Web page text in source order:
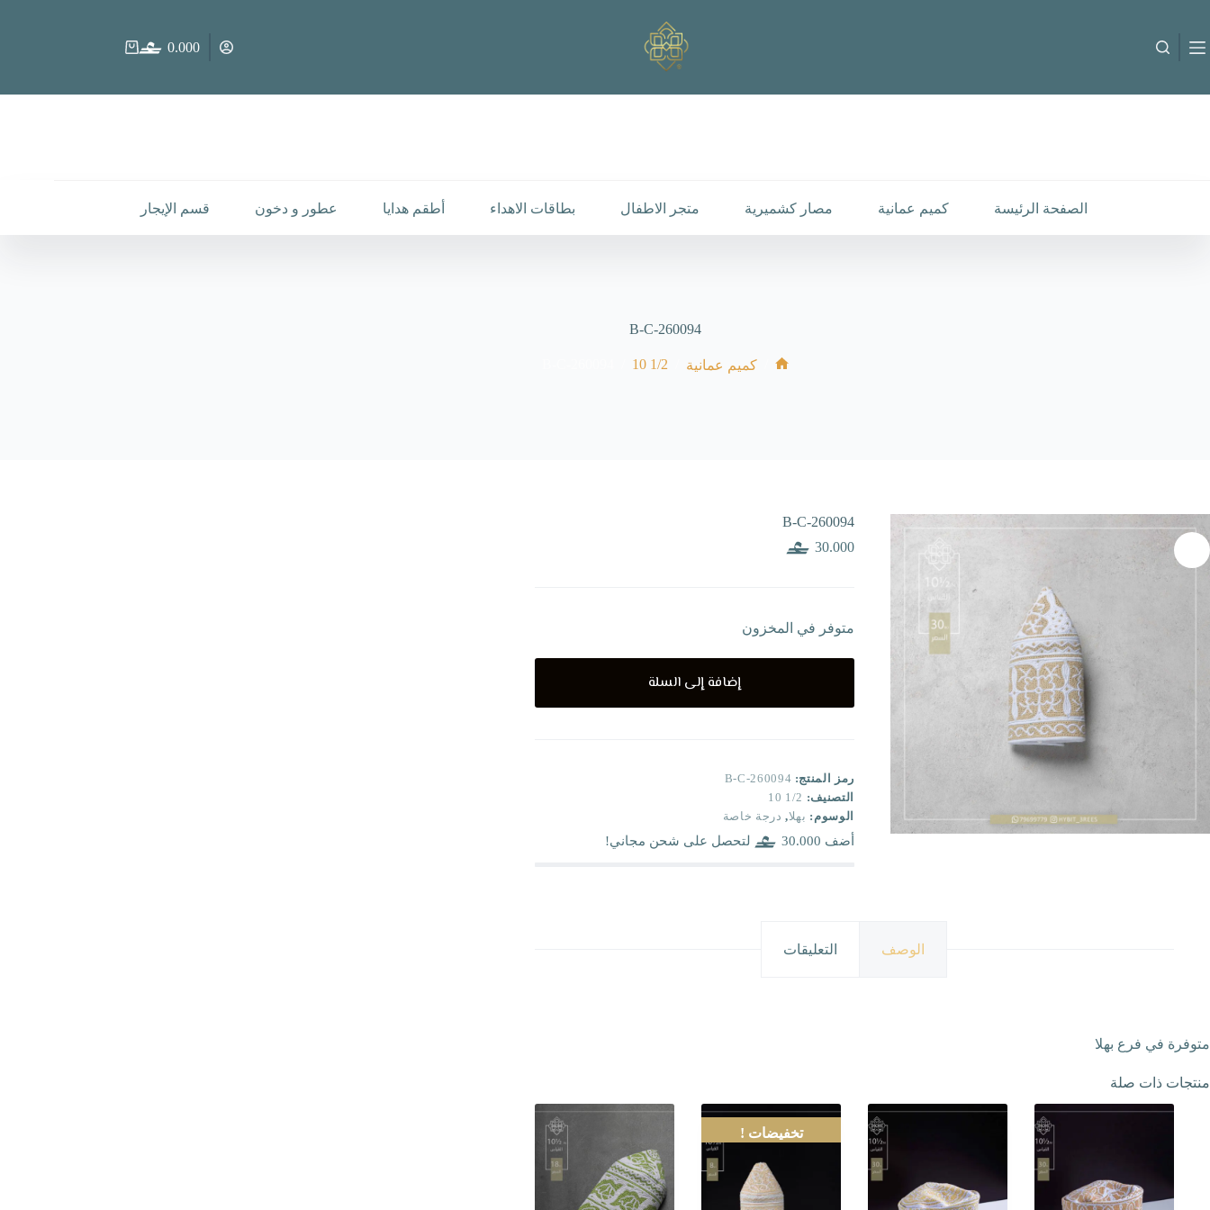
المحتوىB-C-260094
عربة
0.000
الصفحة الرئيسة كميم عمانية مصار كشميرية متجر الاطفال بطاقات الاهداء أطقم هدايا عطور و دخون قسم الإيجار
B-C-260094
كميم عمانية 1/2 10
B-C-260094
30.000
متوفر في المخزون
إضافة إلى السلة
رمز المنتج: B-C-260094
التصنيف: 1/2 10
الوسوم: بهلا, درجة خاصة
أضف 30.000 لتحصل على شحن مجاني!
الوصف التعليقات
متوفرة في فرع بهلا
منتجات ذات صلة
تخفيضات !